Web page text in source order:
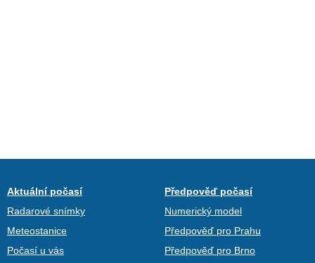
Aktuální počasí
Radarové snímky
Meteostanice
Počasí u vás
Předpověď počasí
Numerický model
Předpověď pro Prahu
Předpověď pro Brno